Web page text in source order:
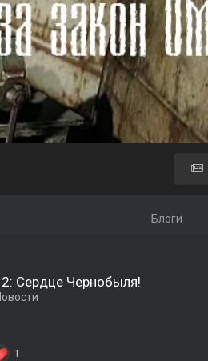
Блоги
2: Сердце Чернобыля!
1